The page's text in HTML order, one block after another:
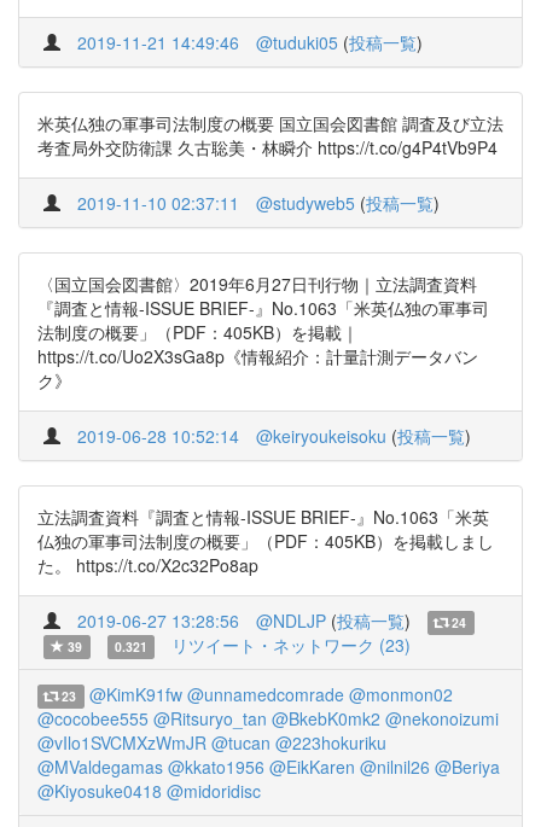
2019-11-21 14:49:46 @tuduki05 (投稿一覧)
米英仏独の軍事司法制度の概要 国立国会図書館 調査及び立法
考査局外交防衛課 久古聡美・林瞬介 https://t.co/g4P4tVb9P4
2019-11-10 02:37:11 @studyweb5 (投稿一覧)
〈国立国会図書館〉2019年6月27日刊行物｜立法調査資料
『調査と情報-ISSUE BRIEF-』No.1063「米英仏独の軍事司
法制度の概要」（PDF：405KB）を掲載｜
https://t.co/Uo2X3sGa8p《情報紹介：計量計測データバン
ク》
2019-06-28 10:52:14 @keiryoukeisoku (投稿一覧)
立法調査資料『調査と情報-ISSUE BRIEF-』No.1063「米英
仏独の軍事司法制度の概要」（PDF：405KB）を掲載しまし
た。 https://t.co/X2c32Po8ap
2019-06-27 13:28:56 @NDLJP (投稿一覧)
24
39
0.321 リツイート・ネットワーク (23)
23 @KimK91fw @unnamedcomrade @monmon02
@cocobee555 @Ritsuryo_tan @BkebK0mk2 @nekonoizumi
@vIlo1SVCMXzWmJR @tucan @223hokuriku
@MValdegamas @kkato1956 @EikKaren @nilnil26 @Beriya
@Kiyosuke0418 @midoridisc